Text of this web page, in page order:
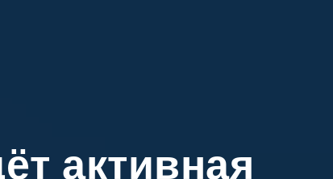
активная